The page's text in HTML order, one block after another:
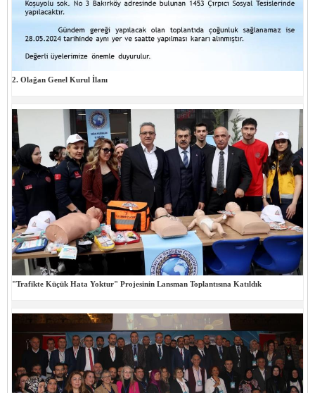
2. Olağan Genel Kurul İlanı
"Trafikte Küçük Hata Yoktur" Projesinin Lansman Toplantısına Katıldık